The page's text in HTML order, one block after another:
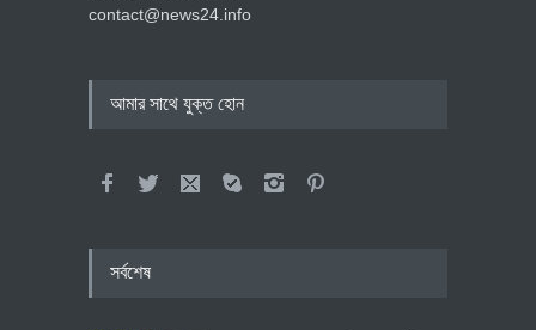
contact@news24.info
আমার সাথে যুক্ত হোন
সর্বশেষ